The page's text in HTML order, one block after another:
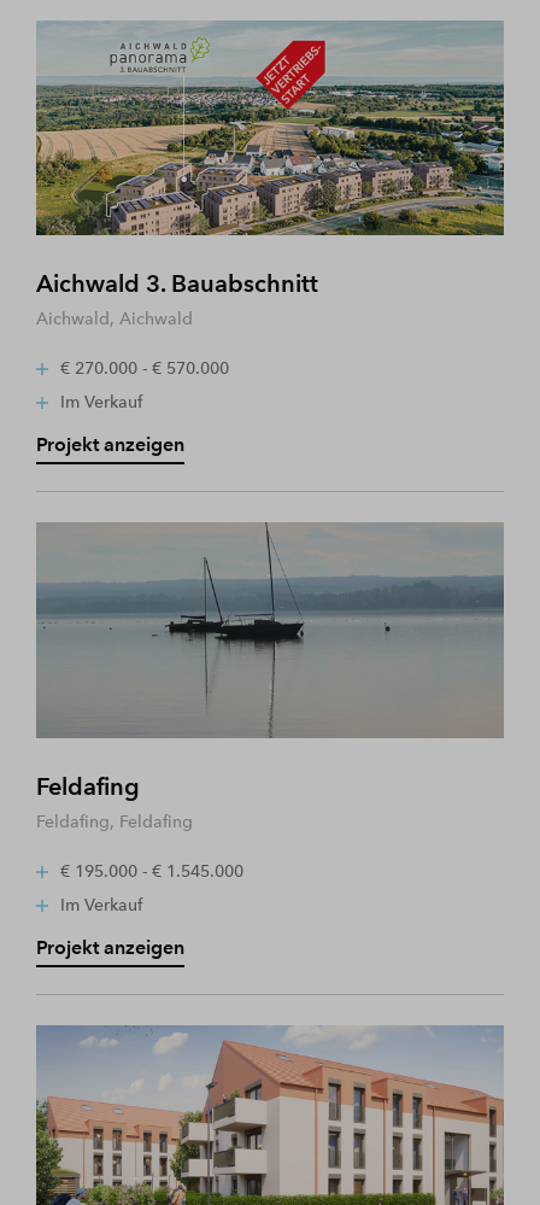
Aichwald 3. Bauabschnitt
Aichwald, Aichwald
€ 270.000 - € 570.000
Im Verkauf
Projekt anzeigen
Feldafing
Feldafing, Feldafing
€ 195.000 - € 1.545.000
Im Verkauf
Projekt anzeigen